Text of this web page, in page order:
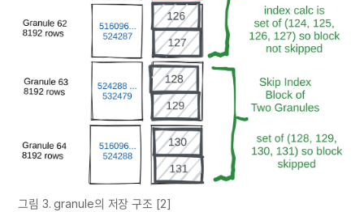
그림 3. granule의 저장 구조 [2]